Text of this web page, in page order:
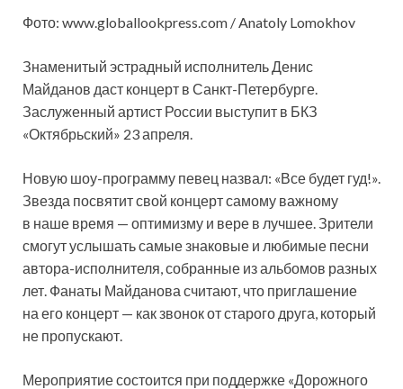
Фото: www.globallookpress.com / Anatoly Lomokhov
Знаменитый эстрадный исполнитель Денис
Майданов даст концерт в Санкт-Петербурге.
Заслуженный артист России выступит в БКЗ
«Октябрьский» 23 апреля.
Новую шоу-программу певец назвал: «Все будет гуд!».
Звезда посвятит свой концерт самому важному
в наше время — оптимизму и вере в лучшее. Зрители
смогут услышать самые знаковые и любимые песни
автора-исполнителя, собранные из альбомов разных
лет. Фанаты Майданова считают, что приглашение
на его концерт — как звонок от старого друга, который
не пропускают.
Мероприятие состоится при поддержке «Дорожного